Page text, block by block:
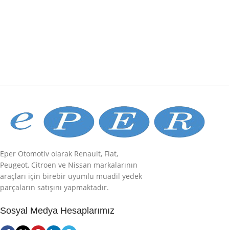
Eper Otomotiv olarak Renault, Fiat,
Peugeot, Citroen ve Nissan markalarının
araçları için birebir uyumlu muadil yedek
parçaların satışını yapmaktadır.
Sosyal Medya Hesaplarımız